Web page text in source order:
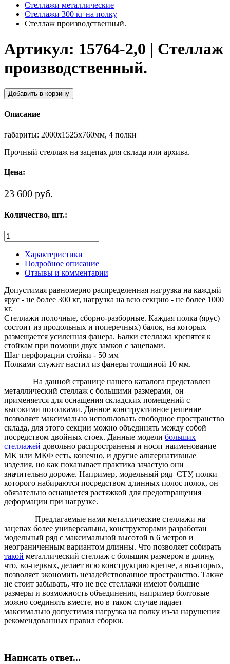
Стеллажи металлические
Cтеллажи 300 кг на полку
Cтеллаж производственный.
Артикул: 15764-2,0 | Cтеллаж
производственный.
Добавить в корзину
Описание
габариты: 2000х1525х760мм, 4 полки
Прочный стеллаж на зацепах для склада или архива.
Цена:
23 600 руб.
Количество, шт.:
Характеристики
Подробное описание
Отзывы и комментарии
Допустимая равномерно распределенная нагрузка на каждый
ярус - не более 300 кг, нагрузка на всю секцию - не более 1000
кг.
Стеллажи полочные, сборно-разборные. Каждая полка (ярус)
состоит из продольных и поперечных) балок, на которых
размещается усиленная фанера. Балки стеллажа крепятся к
стойкам при помощи двух замков с зацепами.
Шаг перфорации стойки - 50 мм
Полками служит настил из фанеры толщиной 10 мм.
На данной странице нашего каталога представлен
металлический стеллаж с большими размерами, он
применяется для оснащения складских помещений с
высокими потолками. Данное конструктивное решение
позволяет максимально использовать свободное пространство
склада, для этого секции можно объединять между собой
посредством двойных стоек. Данные модели больших
стеллажей довольно распространены и носят наименование
МК или МКФ есть, конечно, и другие альтернативные
изделия, но как показывает практика зачастую они
значительно дороже. Например, модельный ряд СТУ, полки
которого набираются посредством длинных полос полок, он
обязательно оснащается растяжкой для предотвращения
деформации при нагрузке.
Предлагаемые нами металлические стеллажи на
зацепах более универсальны, конструкторами разработан
модельный ряд с максимальной высотой в 6 метров и
неограниченным вариантом длинны. Что позволяет собирать
такой металлический стеллаж с большим размером в длину,
что, во-первых, делает всю конструкцию крепче, а во-вторых,
позволяет экономить незадействованное пространство. Также
не стоит забывать, что не все стеллажи имеют большие
размеры и возможность объединения, например болтовые
можно соединять вместе, но в таком случае падает
максимально допустимая нагрузка на полку из-за нарушения
рекомендованных правил сборки.
Написать ответ...